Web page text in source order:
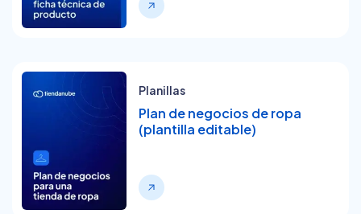
Planillas
Plan de negocios de ropa
(plantilla editable)